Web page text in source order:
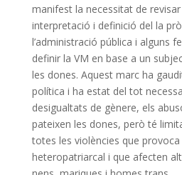
manifest la necessitat de revisar
interpretació i definició del la
l’administració pública i alguns
definir la VM en base a un
les dones. Aquest marc ha
política i ha estat del tot
desigualtats de gènere, els
pateixen les dones, però té
totes les violències que
heteropatriarcal i que afecten